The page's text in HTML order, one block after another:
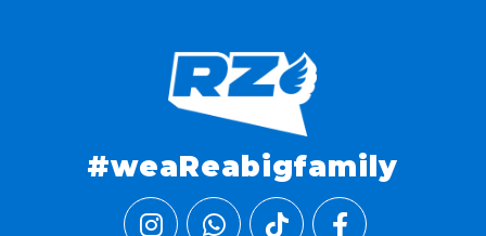
#weaReabigfamily